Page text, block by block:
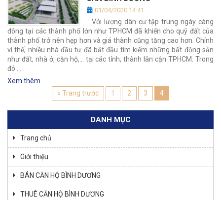
01/04/2020 14:41
Với lượng dân cư tập trung ngày càng
đông tại các thành phố lớn như TPHCM đã khiến cho quỹ đất của
thành phố trở nên hẹp hơn và giá thành cũng tăng cao hơn. Chính
vì thế, nhiều nhà đầu tư đã bắt đầu tìm kiếm những bất động sản
như đất, nhà ở, căn hộ,… tại các tỉnh, thành lân cận TPHCM. Trong
đó …
Xem thêm
« Trang trước
1 2 3 4
DANH MỤC
Trang chủ
Giới thiệu
BÁN CĂN HỘ BÌNH DƯƠNG
THUÊ CĂN HỘ BÌNH DƯƠNG